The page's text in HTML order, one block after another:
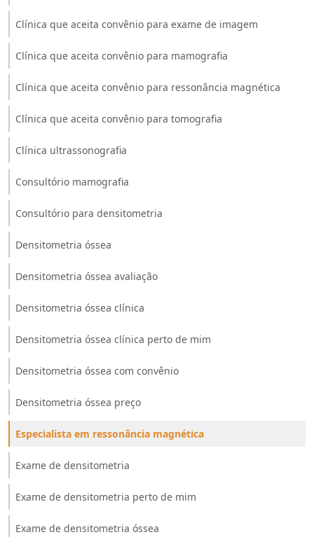
Clínica que aceita convênio para exame de imagem
Clínica que aceita convênio para mamografia
Clínica que aceita convênio para ressonância magnética
Clínica que aceita convênio para tomografia
Clínica ultrassonografia
Consultório mamografia
Consultório para densitometria
Densitometria óssea
Densitometria óssea avaliação
Densitometria óssea clínica
Densitometria óssea clínica perto de mim
Densitometria óssea com convênio
Densitometria óssea preço
Especialista em ressonância magnética
Exame de densitometria
Exame de densitometria perto de mim
Exame de densitometria óssea